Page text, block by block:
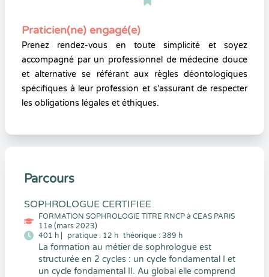
Praticien(ne) engagé(e)
Prenez rendez-vous en toute simplicité et soyez
accompagné par un professionnel de médecine douce
et alternative se référant aux règles déontologiques
spécifiques à leur profession et s'assurant de respecter
les obligations légales et éthiques.
Parcours
SOPHROLOGUE CERTIFIEE
FORMATION SOPHROLOGIE TITRE RNCP à CEAS PARIS
11e (mars 2023)
401 h |
pratique : 12 h théorique : 389 h
La formation au métier de sophrologue est
structurée en 2 cycles : un cycle fondamental I et
un cycle fondamental II. Au global elle comprend